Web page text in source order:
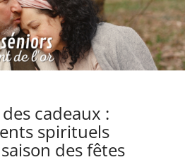
cadeaux :
spirituels
des fêtes